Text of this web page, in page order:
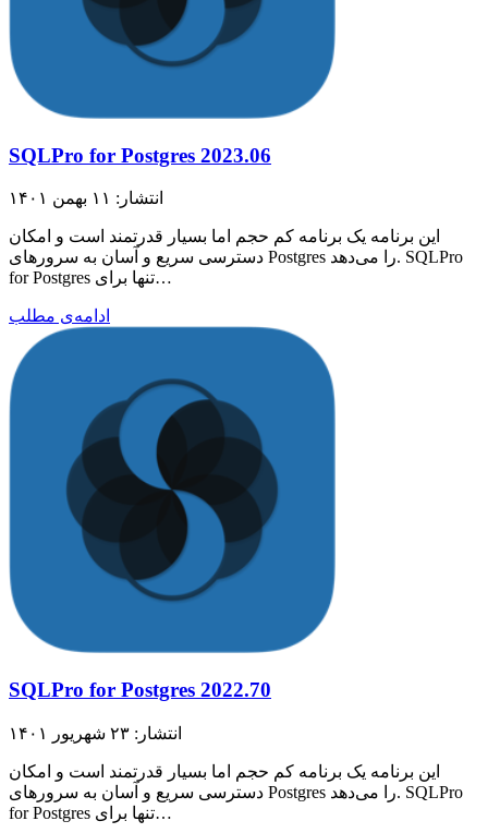
SQLPro for Postgres 2023.06
انتشار: ۱۱ بهمن ۱۴۰۱
این برنامه یک برنامه کم حجم اما بسیار قدرتمند است و امکان
دسترسی سریع و آسان به سرورهای Postgres را می‌دهد. SQLPro
for Postgres تنها برای…
ادامه‌ی مطلب
SQLPro for Postgres 2022.70
انتشار: ۲۳ شهریور ۱۴۰۱
این برنامه یک برنامه کم حجم اما بسیار قدرتمند است و امکان
دسترسی سریع و آسان به سرورهای Postgres را می‌دهد. SQLPro
for Postgres تنها برای…